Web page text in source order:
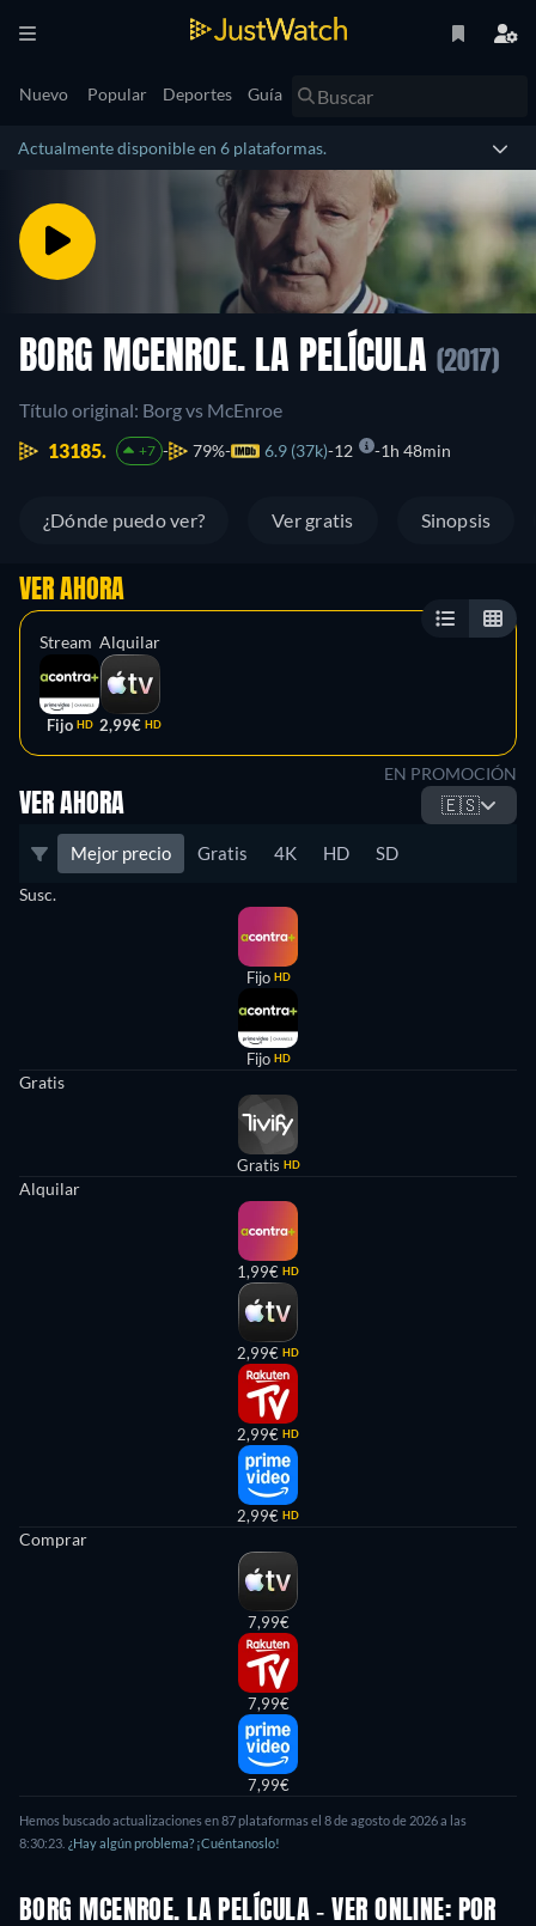
Nuevo Popular Deportes Guía
Actualmente disponible en 6 plataformas.
BORG MCENROE. LA PELÍCULA (2017)
Título original: Borg vs McEnroe
13185.
+7 79% 6.9 (37k) 12 1h 48min
¿Dónde puedo ver? Ver gratis Sinopsis
VER AHORA
Stream
Fijo HD
Alquilar
2,99€ HD
EN PROMOCIÓN
VER AHORA 🇪🇸
Mejor precio Gratis 4K HD SD
Susc.
Fijo HD
Fijo HD
Gratis
Gratis HD
Alquilar
1,99€ HD
2,99€ HD
2,99€ HD
2,99€ HD
Comprar
7,99€
7,99€
7,99€
Hemos buscado actualizaciones en 87 plataformas el 8 de agosto de 2026 a las
8:30:23. ¿Hay algún problema? ¡Cuéntanoslo!
BORG MCENROE. LA PELÍCULA - VER ONLINE: POR